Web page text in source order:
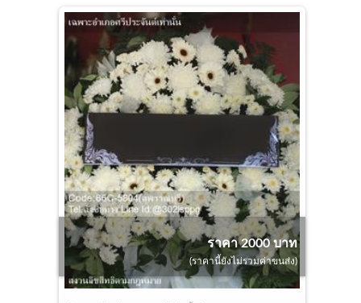
ราคา 2000 บาท
(ราคานี้ยังไม่รวมค่าขนส่ง)